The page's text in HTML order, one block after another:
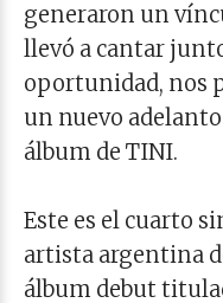
generaron un
llevó a cantar
oportunidad, nos
un nuevo
álbum de TINI.
Este es el cuarto
artista argentina
álbum debut